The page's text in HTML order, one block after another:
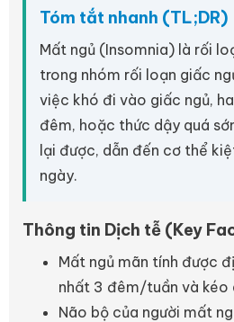
Tóm tắt nhanh (TL;DR)
Mất ngủ (Insomnia) là rối
trong nhóm rối loạn giấc
việc khó đi vào giấc ngủ,
đêm, hoặc thức dậy quá
lại được, dẫn đến cơ thể
ngày.
Thông tin Dịch tễ (Key
Mất ngủ mãn tính được
nhất 3 đêm/tuần và kéo
Não bộ của người mất